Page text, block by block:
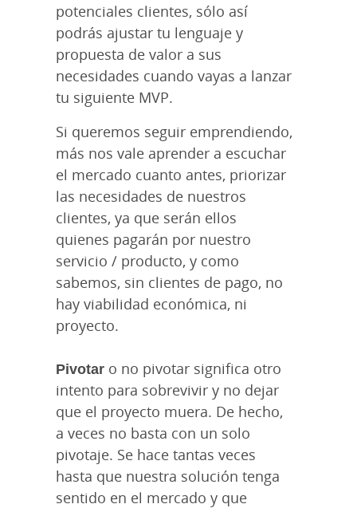
potenciales clientes, sólo así
podrás ajustar tu lenguaje y
propuesta de valor a sus
necesidades cuando vayas a lanzar
tu siguiente MVP.
Si queremos seguir emprendiendo,
más nos vale aprender a escuchar
el mercado cuanto antes, priorizar
las necesidades de nuestros
clientes, ya que serán ellos
quienes pagarán por nuestro
servicio / producto, y como
sabemos, sin clientes de pago, no
hay viabilidad económica, ni
proyecto.
Pivotar o no pivotar significa otro
intento para sobrevivir y no dejar
que el proyecto muera. De hecho,
a veces no basta con un solo
pivotaje. Se hace tantas veces
hasta que nuestra solución tenga
sentido en el mercado y que